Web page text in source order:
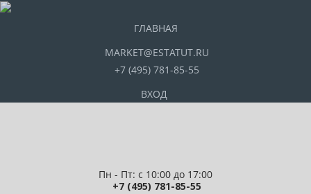
ГЛАВНАЯ
MARKET@ESTATUT.RU
+7 (495) 781-85-55
ВХОД
Пн - Пт: с 10:00 до 17:00
+7 (495) 781-85-55